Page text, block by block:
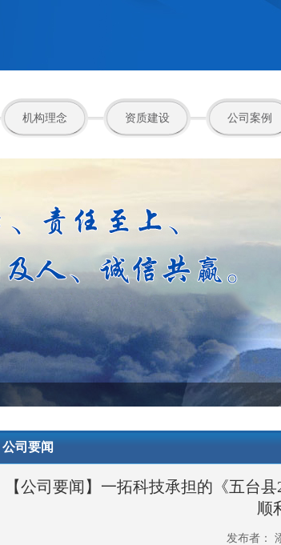
机构理念 资质建设 公司案例
公司要闻
【公司要闻】一拓科技承担的《五台
顺
发布者：